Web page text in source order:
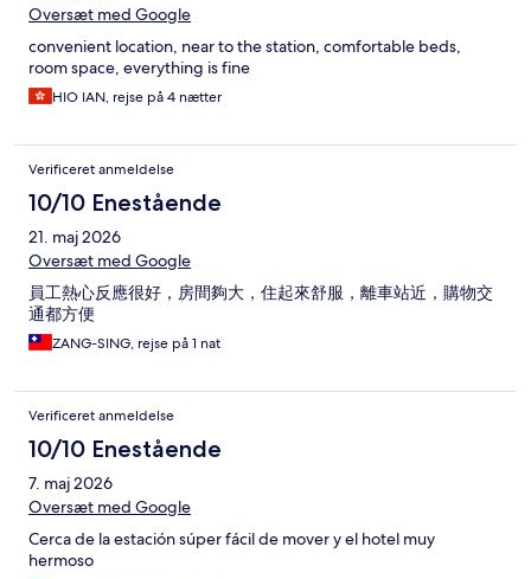
Oversæt med Google
convenient location, near to the station, comfortable beds,
room space, everything is fine
HIO IAN, rejse på 4 nætter
Verificeret anmeldelse
10/10 Enestående
21. maj 2026
Oversæt med Google
員工熱心反應很好，房間夠大，住起來舒服，離車站近，購物交
通都方便
ZANG-SING, rejse på 1 nat
Verificeret anmeldelse
10/10 Enestående
7. maj 2026
Oversæt med Google
Cerca de la estación súper fácil de mover y el hotel muy
hermoso